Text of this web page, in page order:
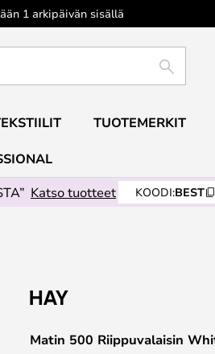
1 arkipäivän sisällä
ETSI
TUOTEMERKIT
Katso tuotteet KOODI:BEST
Matin 500 Riippuvalaisin